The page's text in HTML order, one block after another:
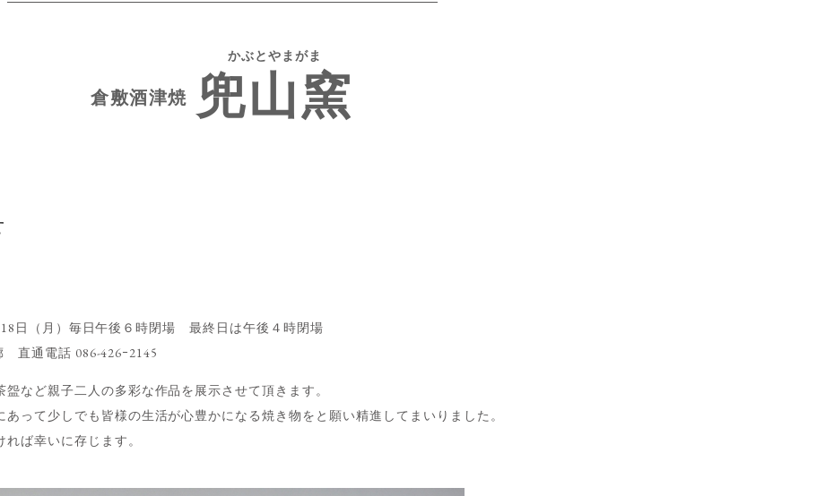
倉敷酒津焼
かぶとやまがま
兜山窯
日（月）毎日午後６時閉場 最終日は午後４時閉場
直通電話 086-426ｰ2145
など親子二人の多彩な作品を展示させて頂きます。
って少しでも皆様の生活が心豊かになる焼き物をと願い精進してまいりました。
評頂ければ幸いに存じます。